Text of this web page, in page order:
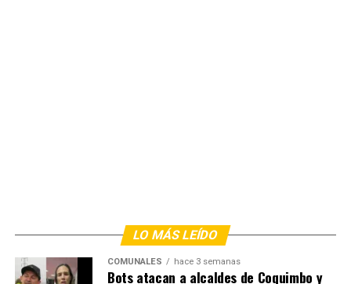
LO MÁS LEÍDO
COMUNALES hace 3 semanas
Bots atacan a alcaldes de Coquimbo y